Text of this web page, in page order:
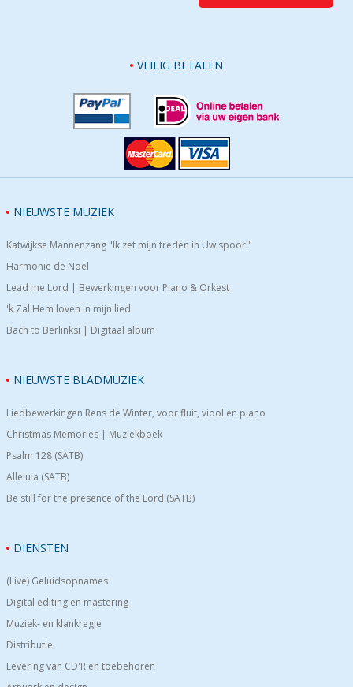
VEILIG BETALEN
NIEUWSTE MUZIEK
Katwijkse Mannenzang "Ik zet mijn treden in Uw spoor!"
Harmonie de Noël
Lead me Lord | Bewerkingen voor Piano & Orkest
'k Zal Hem loven in mijn lied
Bach to Berlinksi | Digitaal album
NIEUWSTE BLADMUZIEK
Liedbewerkingen Rens de Winter, voor fluit, viool en piano
Christmas Memories | Muziekboek
Psalm 128 (SATB)
Alleluia (SATB)
Be still for the presence of the Lord (SATB)
DIENSTEN
(Live) Geluidsopnames
Digital editing en mastering
Muziek- en klankregie
Distributie
Levering van CD'R en toebehoren